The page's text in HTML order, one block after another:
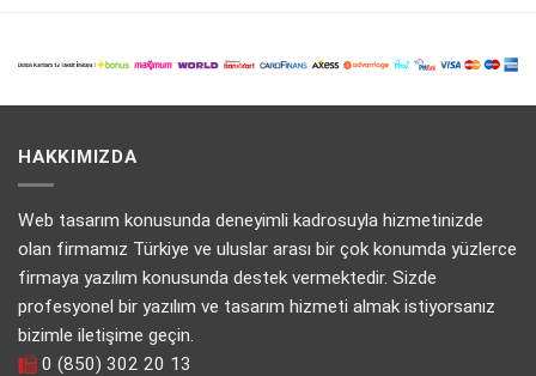
HAKKIMIZDA
Web tasarım konusunda deneyimli kadrosuyla hizmetinizde
olan firmamız Türkiye ve uluslar arası bir çok konumda yüzlerce
firmaya yazılım konusunda destek vermektedir. Sizde
profesyonel bir yazılım ve tasarım hizmeti almak istiyorsanız
bizimle iletişime geçin.
0 (850) 302 20 13